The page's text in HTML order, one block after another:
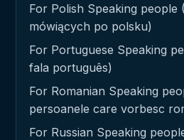
For Polish Speaking people
mówiących po polsku)
For Portuguese Speaking
fala português)
For Romanian Speaking
persoanele care vorbesc
For Russian Speaking